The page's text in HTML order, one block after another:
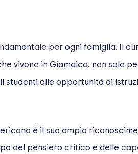
per ogni famiglia. Il
vivono in Giamaica, non solo
alle opportunità di
è il suo ampio
del pensiero critico e delle